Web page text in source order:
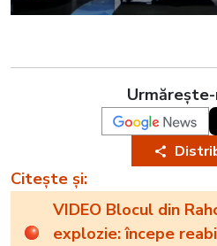
Citește și:
VIDEO Blocul din
explozie: începe